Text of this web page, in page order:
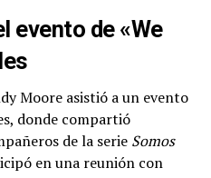
evento de «We
Moore asistió a un evento
donde compartió
de la serie Somos
en una reunión con